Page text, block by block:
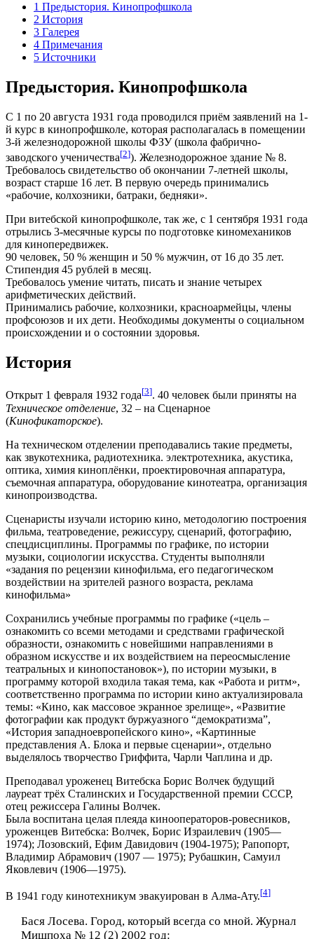
1 Предыстория. Кинопрофшкола
2 История
3 Галерея
4 Примечания
5 Источники
Предыстория. Кинопрофшкола
С 1 по 20 августа 1931 года проводился приём заявлений на 1-
й курс в кинопрофшколе, которая располагалась в помещении
3-й железнодорожной школы ФЗУ (школа фабрично-
заводского ученичества[2]). Железнодорожное здание № 8.
Требовалось свидетельство об окончании 7-летней школы,
возраст старше 16 лет. В первую очередь принимались
«рабочие, колхозники, батраки, бедняки».
При витебской кинопрофшколе, так же, с 1 сентября 1931 года
отрылись 3-месячные курсы по подготовке киномехаников
для кинопередвижек.
90 человек, 50 % женщин и 50 % мужчин, от 16 до 35 лет.
Стипендия 45 рублей в месяц.
Требовалось умение читать, писать и знание четырех
арифметических действий.
Принимались рабочие, колхозники, красноармейцы, члены
профсоюзов и их дети. Необходимы документы о социальном
происхождении и о состоянии здоровья.
История
Открыт 1 февраля 1932 года[3]. 40 человек были приняты на
Техническое отделение, 32 – на Сценарное
(Кинофикаторское).
На техническом отделении преподавались такие предметы,
как звукотехника, радиотехника. электротехника, акустика,
оптика, химия киноплёнки, проектировочная аппаратура,
съемочная аппаратура, оборудование кинотеатра, организация
кинопроизводства.
Сценаристы изучали историю кино, методологию построения
фильма, театроведение, режиссуру, сценарий, фотографию,
спецдисциплины. Программы по графике, по истории
музыки, социологии искусства. Студенты выполняли
«задания по рецензии кинофильма, его педагогическом
воздействии на зрителей разного возраста, реклама
кинофильма»
Сохранились учебные программы по графике («цель –
ознакомить со всеми методами и средствами графической
образности, ознакомить с новейшими направлениями в
образном искусстве и их воздействием на переосмысление
театральных и кинопостановок»), по истории музыки, в
программу которой входила такая тема, как «Работа и ритм»,
соответственно программа по истории кино актуализировала
темы: «Кино, как массовое экранное зрелище», «Развитие
фотографии как продукт буржуазного “демократизма”,
«История западноевропейского кино», «Картинные
представления А. Блока и первые сценарии», отдельно
выделялось творчество Гриффита, Чарли Чаплина и др.
Преподавал уроженец Витебска Борис Волчек будущий
лауреат трёх Сталинских и Государственной премии СССР,
отец режиссера Галины Волчек.
Была воспитана целая плеяда кинооператоров-ровесников,
уроженцев Витебска: Волчек, Борис Израилевич (1905—
1974); Лозовский, Ефим Давидович (1904-1975); Рапопорт,
Владимир Абрамович (1907 — 1975); Рубашкин, Самуил
Яковлевич (1906—1975).
В 1941 году кинотехникум эвакуирован в Алма-Ату.[4]
Бася Лосева. Город, который всегда со мной. Журнал
Мишпоха № 12 (2) 2002 год: